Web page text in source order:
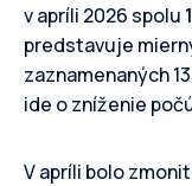
v apríli 2026 spolu
predstavuje
zaznamenaných
ide o zníženie
V apríli bolo